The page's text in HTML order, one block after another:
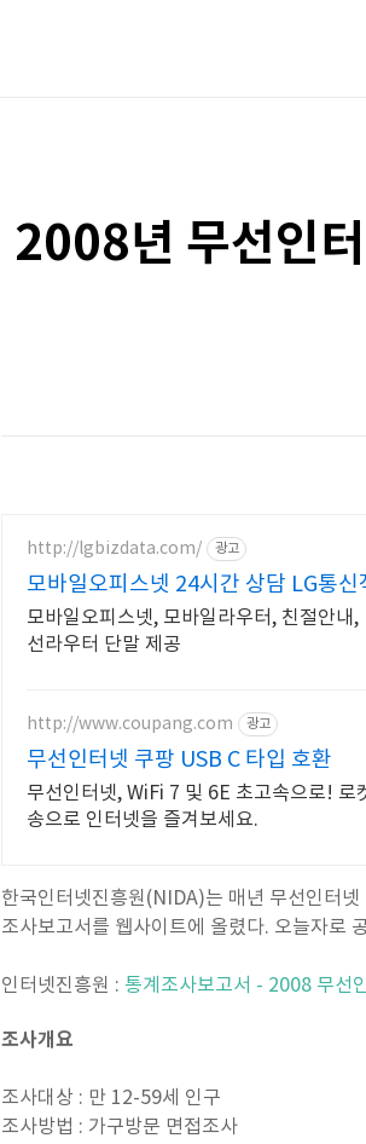
2008년 무선인
http://lgbizdata.com/ 광고
모바일오피스넷 24시간 상담 LG통신
모바일오피스넷, 모바일라우터, 친절안내
선라우터 단말 제공
http://www.coupang.com 광고
무선인터넷 쿠팡 USB C 타입 호환
무선인터넷, WiFi 7 및 6E 초고속으로! 로
송으로 인터넷을 즐겨보세요.
한국인터넷진흥원(NIDA)는 매년 무선인터
조사보고서를 웹사이트에 올렸다. 오늘자로
인터넷진흥원 : 통계조사보고서 - 2008 무선
조사개요
조사대상 : 만 12-59세 인구
조사방법 : 가구방문 면접조사